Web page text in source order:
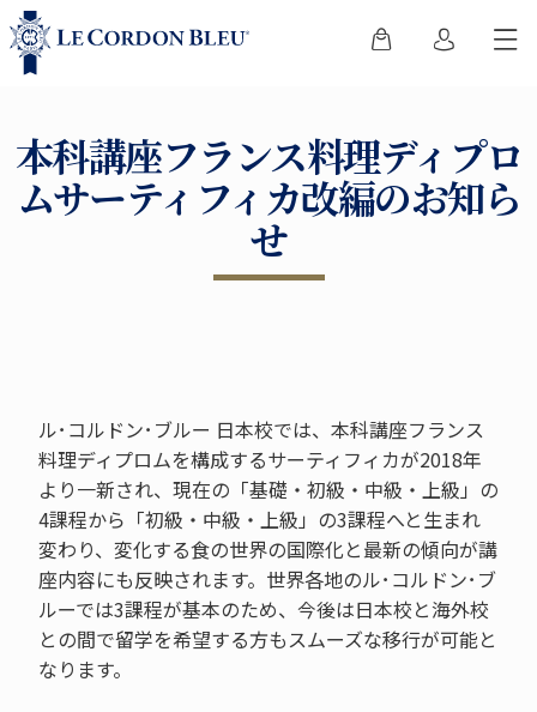
本科講座フランス料理ディプロ
ムサーティフィカ改編のお知ら
せ
ル･コルドン･ブルー 日本校では、本科講座フランス
料理ディプロムを構成するサーティフィカが2018年
より一新され、現在の「基礎・初級・中級・上級」の
4課程から「初級・中級・上級」の3課程へと生まれ
変わり、変化する食の世界の国際化と最新の傾向が講
座内容にも反映されます。世界各地のル･コルドン･ブ
ルーでは3課程が基本のため、今後は日本校と海外校
との間で留学を希望する方もスムーズな移行が可能と
なります。